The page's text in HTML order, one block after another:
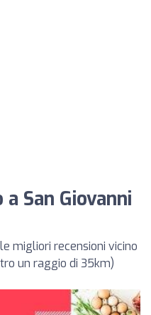
San Giovanni
migliori recensioni vicino
un raggio di 35km)